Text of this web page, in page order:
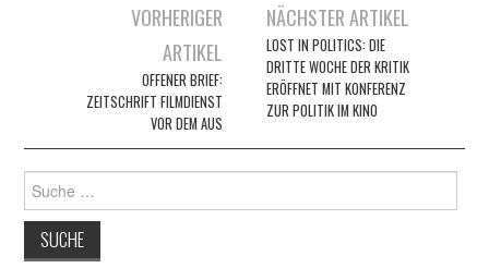
VORHERIGER
ARTIKEL
OFFENER BRIEF:
ZEITSCHRIFT FILMDIENST
VOR DEM AUS
NÄCHSTER ARTIKEL
LOST IN POLITICS: DIE
DRITTE WOCHE DER KRITIK
ERÖFFNET MIT KONFERENZ
ZUR POLITIK IM KINO
nach: